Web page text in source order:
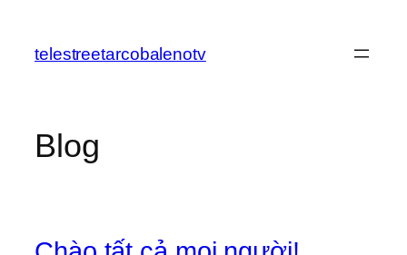
phầntelestreetarcobalenotv
Blog